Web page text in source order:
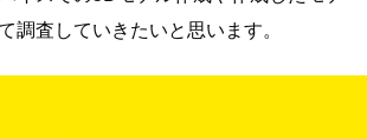
調査していきたいと思います。